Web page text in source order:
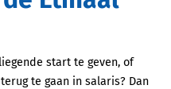
start te geven, of
te gaan in salaris? Dan